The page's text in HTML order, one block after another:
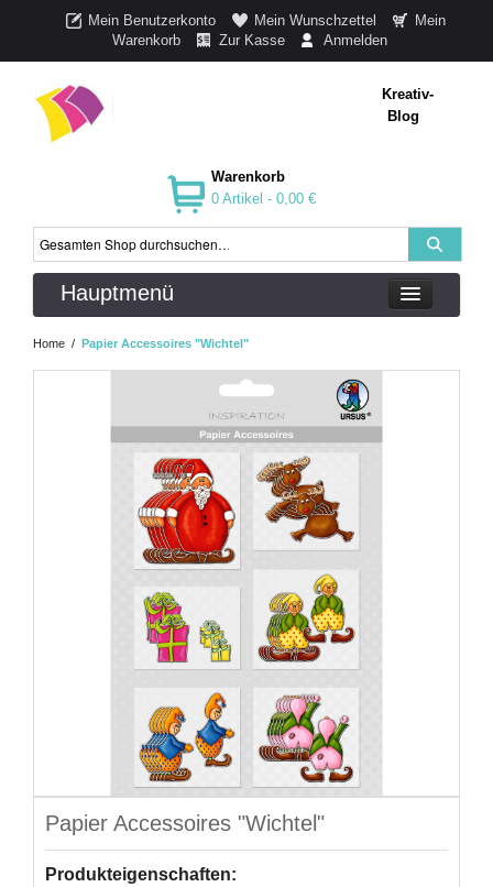
Mein Benutzerkonto Mein Wunschzettel
Mein
Warenkorb
Zur Kasse Anmelden
Kreativ-
Blog
Warenkorb
0 Artikel - 0,00 €
Hauptmenü
Home / Papier Accessoires "Wichtel"
Papier Accessoires "Wichtel"
Produkteigenschaften: